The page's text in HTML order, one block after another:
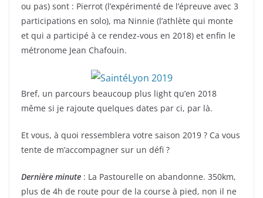
ou pas) sont : Pierrot (l’expérimenté de l’épreuve avec 3
participations en solo), ma Ninnie (l’athlète qui monte
et qui a participé à ce rendez-vous en 2018) et enfin le
métronome Jean Chafouin.
Bref, un parcours beaucoup plus light qu’en 2018
même si je rajoute quelques dates par ci, par là.
Et vous, à quoi ressemblera votre saison 2019 ? Ca vous
tente de m’accompagner sur un défi ?
Dernière minute : La Pastourelle on abandonne. 350km,
plus de 4h de route pour de la course à pied, non il ne